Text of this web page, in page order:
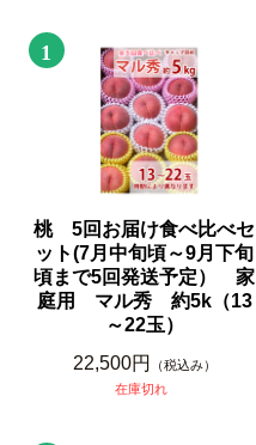
1
桃 5回お届け食べ比べセ
ット(7月中旬頃～9月下旬
頃まで5回発送予定） 家
庭用 マル秀 約5k（13
～22玉）
22,500円
（税込み）
在庫切れ